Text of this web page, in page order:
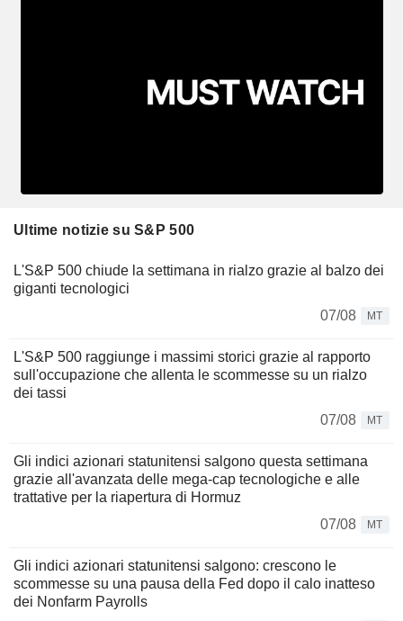
Ultime notizie su S&P 500
L'S&P 500 chiude la settimana in rialzo grazie al balzo dei
giganti tecnologici
07/08
MT
L'S&P 500 raggiunge i massimi storici grazie al rapporto
sull'occupazione che allenta le scommesse su un rialzo
dei tassi
07/08
MT
Gli indici azionari statunitensi salgono questa settimana
grazie all'avanzata delle mega-cap tecnologiche e alle
trattative per la riapertura di Hormuz
07/08
MT
Gli indici azionari statunitensi salgono: crescono le
scommesse su una pausa della Fed dopo il calo inatteso
dei Nonfarm Payrolls